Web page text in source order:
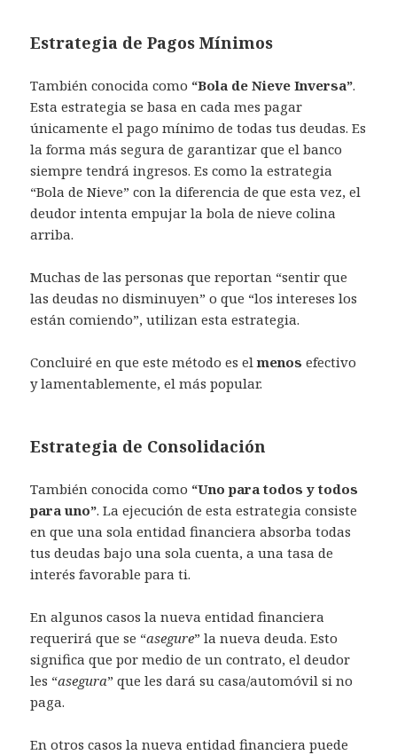
Estrategia de Pagos Mínimos
También conocida como “Bola de Nieve Inversa”.
Esta estrategia se basa en cada mes pagar
únicamente el pago mínimo de todas tus deudas. Es
la forma más segura de garantizar que el banco
siempre tendrá ingresos. Es como la estrategia
“Bola de Nieve” con la diferencia de que esta vez, el
deudor intenta empujar la bola de nieve colina
arriba.
Muchas de las personas que reportan “sentir que
las deudas no disminuyen” o que “los intereses los
están comiendo”, utilizan esta estrategia.
Concluiré en que este método es elmenosefectivo
y lamentablemente, el más popular.
Estrategia de Consolidación
También conocida como “Uno para todos y todos
para uno”. La ejecución de esta estrategia consiste
en que una sola entidad financiera absorba todas
tus deudas bajo una sola cuenta, a una tasa de
interés favorable para ti.
En algunos casos la nueva entidad financiera
requerirá que se “asegure” la nueva deuda. Esto
significa que por medio de un contrato, el deudor
les “asegura” que les dará su casa/automóvil si no
paga.
En otros casos la nueva entidad financiera puede